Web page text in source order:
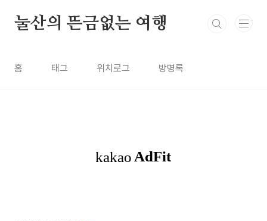
눌산의 뜬금없는 여행
홈 태그 위치로그 방명록